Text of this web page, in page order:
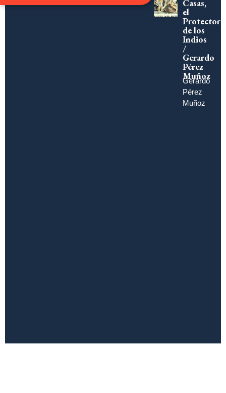
Casas,
el
Protector
de los
Indios
/
Gerardo
Pérez
Muñoz
Gerardo
Pérez
Muñoz